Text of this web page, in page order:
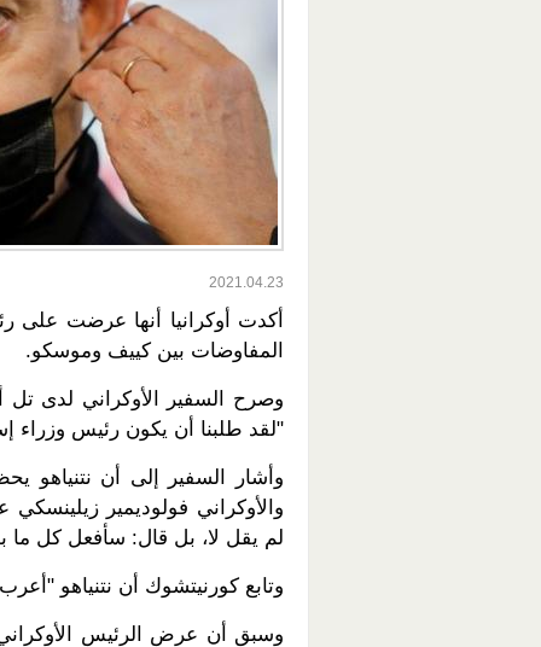
2021.04.23
أكدت أوكرانيا أنها عرضت على
المفاوضات بين كييف وموسكو.
"لقد طلبنا أن يكون رئيس وزراء
وأشار السفير إلى أن نتنياهو
والأوكراني فولوديمير
لم يقل لا، بل قال: سأفعل كل ما
وتابع كورنيتشوك أن نتنياهو
وسبق أن عرض الرئيس